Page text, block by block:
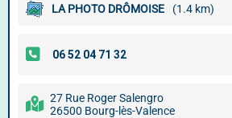
LA PHOTO DRÔMOISE (1.4 km)
27 Rue Roger Salengro
26500 Bourg-lès-Valence